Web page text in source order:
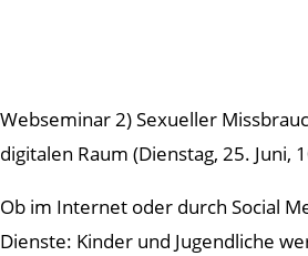
Webseminar 2) Sexueller
digitalen Raum (Dienstag, 25. Juni,
Ob im Internet oder durch Social
Dienste: Kinder und Jugendliche